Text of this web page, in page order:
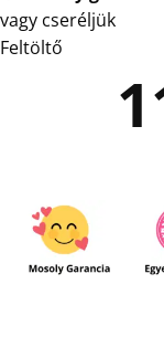
vagy cseréljük
Feltöltő